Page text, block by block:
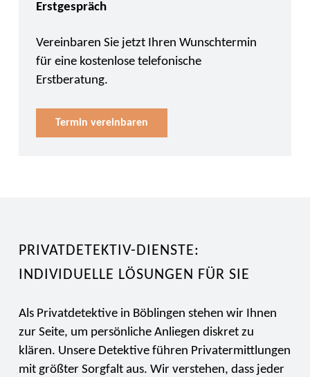
Erstgespräch
Vereinbaren Sie jetzt Ihren Wunschtermin
für eine kostenlose telefonische
Erstberatung.
Termin vereinbaren
PRIVATDETEKTIV-DIENSTE:
INDIVIDUELLE LÖSUNGEN FÜR SIE
Als Privatdetektive in Böblingen stehen wir Ihnen
zur Seite, um persönliche Anliegen diskret zu
klären. Unsere Detektive führen Privatermittlungen
mit größter Sorgfalt aus. Wir verstehen, dass jeder